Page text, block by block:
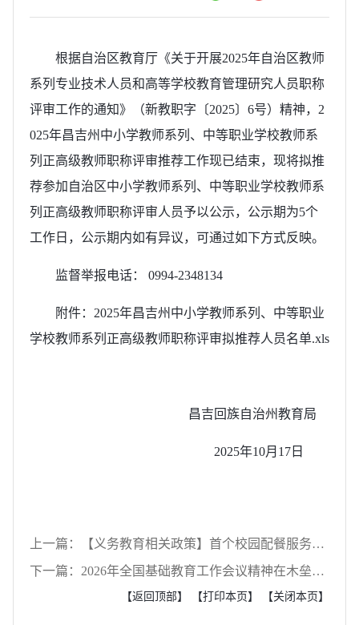
根据自治区教育厅《关于开展2025年自治区教师
系列专业技术人员和高等学校教育管理研究人员职称
评审工作的通知》（新教职字〔2025〕6号）精神，2
025年昌吉州中小学教师系列、中等职业学校教师系
列正高级教师职称评审推荐工作现已结束，现将拟推
荐参加自治区中小学教师系列、中等职业学校教师系
列正高级教师职称评审人员予以公示，公示期为5个
工作日，公示期内如有异议，可通过如下方式反映。
监督举报电话： 0994-2348134
附件： 2025年昌吉州中小学教师系列、中等职业
学校教师系列正高级教师职称评审拟推荐人员名单.xls
昌吉回族自治州教育局
2025年10月17日
上一篇：【义务教育相关政策】首个校园配餐服务管理国家标准发布
下一篇：2026年全国基础教育工作会议精神在木垒县教育系统引发反响
【返回顶部】 【打印本页】 【关闭本页】